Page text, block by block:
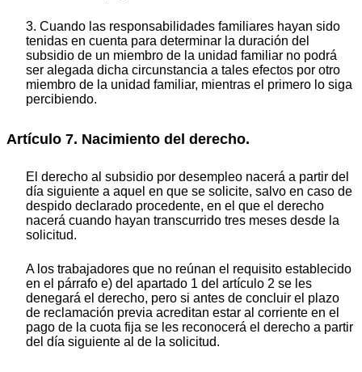
3. Cuando las responsabilidades familiares hayan sido
tenidas en cuenta para determinar la duración del
subsidio de un miembro de la unidad familiar no podrá
ser alegada dicha circunstancia a tales efectos por otro
miembro de la unidad familiar, mientras el primero lo siga
percibiendo.
Artículo 7. Nacimiento del derecho.
El derecho al subsidio por desempleo nacerá a partir del
día siguiente a aquel en que se solicite, salvo en caso de
despido declarado procedente, en el que el derecho
nacerá cuando hayan transcurrido tres meses desde la
solicitud.
A los trabajadores que no reúnan el requisito establecido
en el párrafo e) del apartado 1 del artículo 2 se les
denegará el derecho, pero si antes de concluir el plazo
de reclamación previa acreditan estar al corriente en el
pago de la cuota fija se les reconocerá el derecho a partir
del día siguiente al de la solicitud.